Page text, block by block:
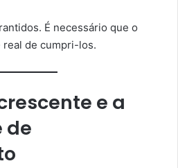
É necessário que o
real de cumpri-los.
e a
de